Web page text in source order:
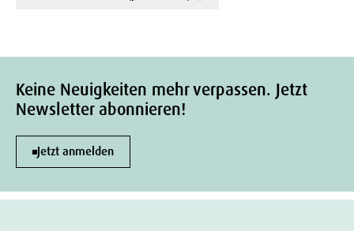
Keine Neuigkeiten mehr verpassen. Jetzt
Newsletter abonnieren!
Jetzt anmelden